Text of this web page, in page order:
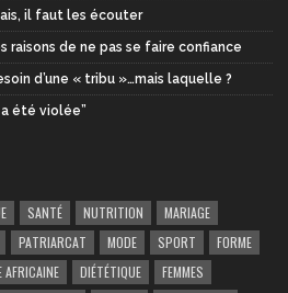
il faut les écouter
raisons de ne pas se faire confiance
d’une « tribu »…mais laquelle ?
a été violée”
SANTÉ NUTRITION
MARIAGE
PATRIARCAT MODE SPORT
FORME
AFRICAINE DIÉTÉTIQUE
FEMMES